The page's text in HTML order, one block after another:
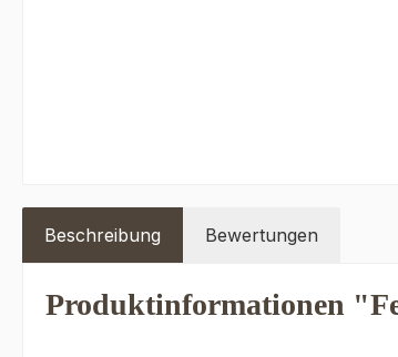
Beschreibung Bewertungen
Produktinformationen